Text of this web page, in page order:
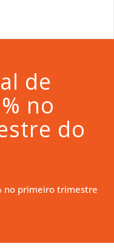
Support
de
no
do
no primeiro trimestre